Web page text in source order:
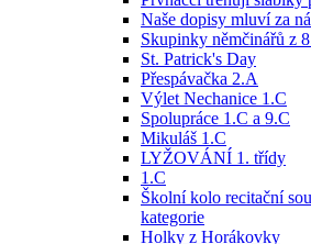
Naše dopisy mluví za
Skupinky němčinářů z
St. Patrick's Day
Přespávačka 2.A
Výlet Nechanice 1.C
Spolupráce 1.C a 9.C
Mikuláš 1.C
LYŽOVÁNÍ 1. třídy
1.C
Školní kolo recitační
kategorie
Holky z Horákovky